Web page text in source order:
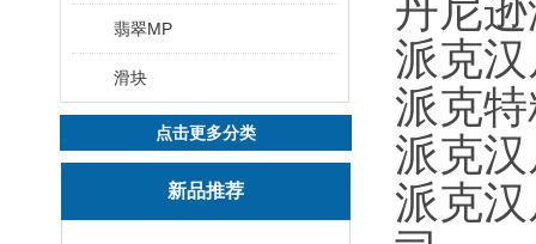
翡翠MP
滑块
点击更多分类
新品推荐
丹尼
派克
派克
派克
派克